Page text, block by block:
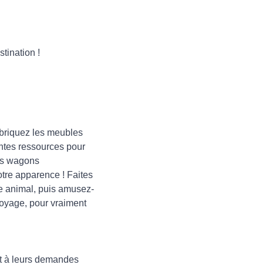
!
les meubles
ressources pour
wagons
apparence ! Faites
animal, puis amusez-
pour vraiment
à leurs demandes